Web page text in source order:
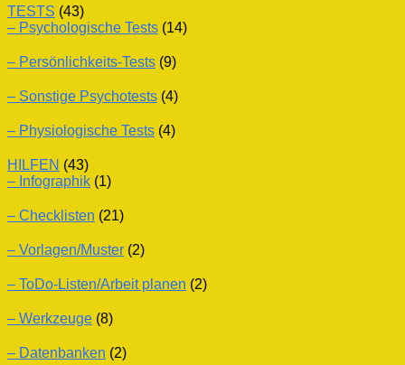
TESTS (43)
– Psychologische Tests (14)
– Persönlichkeits-Tests (9)
– Sonstige Psychotests (4)
– Physiologische Tests (4)
HILFEN (43)
– Infographik (1)
– Checklisten (21)
– Vorlagen/Muster (2)
– ToDo-Listen/Arbeit planen (2)
– Werkzeuge (8)
– Datenbanken (2)